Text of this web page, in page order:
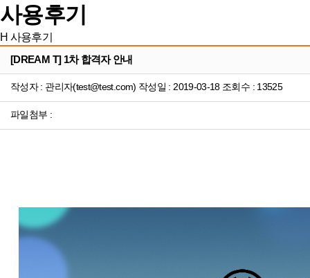
사용후기
H 사용후기
[DREAM T] 1차 합격자 안내
작성자 : 관리자(test@test.com) 작성일 : 2019-03-18 조회수 : 13525
파일첨부 :